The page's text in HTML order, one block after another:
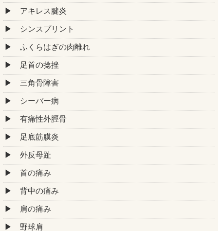
アキレス腱炎
シンスプリント
ふくらはぎの肉離れ
足首の捻挫
三角骨障害
シーバー病
有痛性外脛骨
足底筋膜炎
外反母趾
首の痛み
背中の痛み
肩の痛み
野球肩